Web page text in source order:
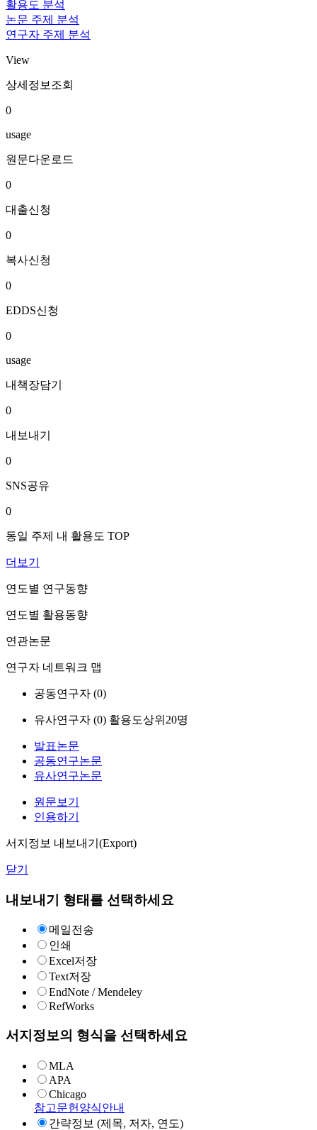
활용도 분석
논문 주제 분석
연구자 주제 분석
View
상세정보조회
0
usage
원문다운로드
0
대출신청
0
복사신청
0
EDDS신청
0
usage
내책장담기
0
내보내기
0
SNS공유
0
동일 주제 내 활용도 TOP
더보기
연도별 연구동향
연도별 활용동향
연관논문
연구자 네트워크 맵
공동연구자 (0)
유사연구자 (0) 활용도상위20명
발표논문
공동연구논문
유사연구논문
원문보기
인용하기
서지정보 내보내기(Export)
닫기
내보내기 형태를 선택하세요
메일전송
인쇄
Excel저장
Text저장
EndNote / Mendeley
RefWorks
서지정보의 형식을 선택하세요
MLA
APA
Chicago
참고문헌양식안내
간략정보 (제목, 저자, 연도)